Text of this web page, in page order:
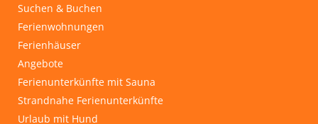
Suchen & Buchen
Ferienwohnungen
Ferienhäuser
Angebote
Ferienunterkünfte mit Sauna
Strandnahe Ferienunterkünfte
Urlaub mit Hund